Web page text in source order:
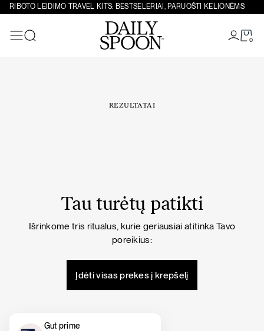
Eiti prie turinio
RIBOTO LEIDIMO TRAVEL KITS: BESTSELERIAI, PARUOŠTI KELIONĖMS
0
REZULTATAI
Tau turėtų patikti
Išrinkome tris ritualus, kurie geriausiai atitinka Tavo
poreikius:
Įdėti visas prekes į krepšelį
Gut prime